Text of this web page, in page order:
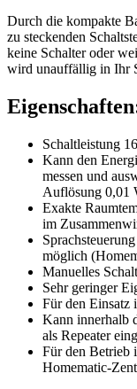
Durch die kompakte
zu steckenden
keine Schalter oder
wird unauffällig in Ihr
Schaltleistung
Kann den
messen und
Auflösung 0,01
Exakte
im
möglich
Manuelles
Sehr geringer
Für den Einsatz
Kann innerhalb
als Repeater
Für den Betrieb
Homematic-